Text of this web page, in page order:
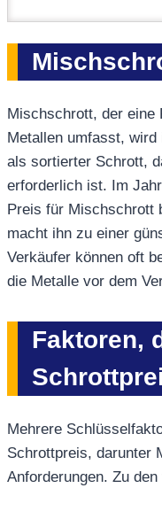
Mischschrott, der eine
Metallen umfasst, wird
als sortierter Schrott,
erforderlich ist. Im
Preis für Mischschrott
macht ihn zu einer
Verkäufer können oft
die Metalle vor dem
Faktoren,
Mehrere
Schrottpreis, darunter
Anforderungen. Zu